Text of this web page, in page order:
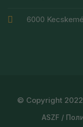
6000
© Copyright
ÁSZF /